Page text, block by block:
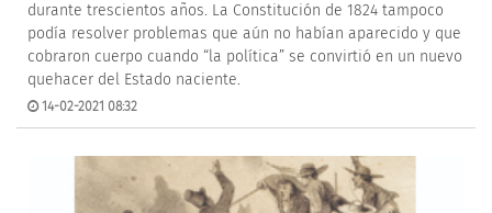
durante trescientos años. La Constitución de 1824 tampoco
podía resolver problemas que aún no habían aparecido y que
cobraron cuerpo cuando “la política” se convirtió en un nuevo
quehacer del Estado naciente.
14-02-2021 08:32